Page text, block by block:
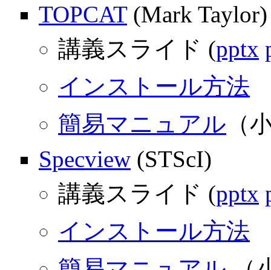
TOPCAT(Mark Taylor)
講義スライド (pptx
インストール方法
簡易マニュアル （
Specview (STScI)
講義スライド (pptx
インストール方法